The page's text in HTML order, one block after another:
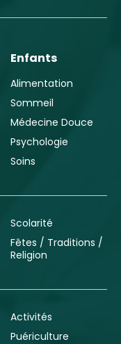
Enfants
Alimentation
Sommeil
Médecine Douce
Psychologie
Soins
Scolarité
Fêtes / Traditions /
Religion
Activités
Puériculture